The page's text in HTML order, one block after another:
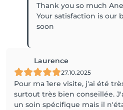
Thank you so much
Your satisfaction is our
soon
Laurence
27.10.2025
Pour ma 1ere visite, j'ai été
surtout très bien conseillée.
un soin spécifique mais il